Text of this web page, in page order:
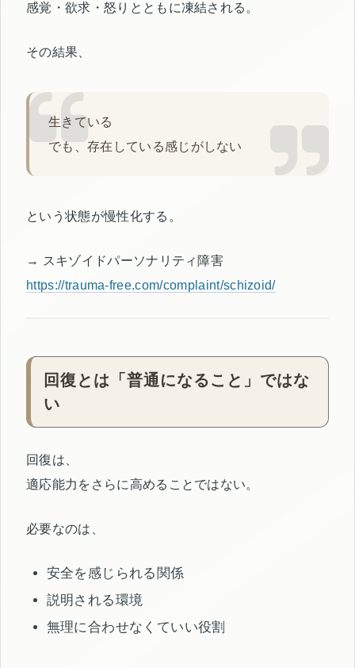
感覚・欲求・怒りとともに凍結される。
その結果、
生きている
でも、存在している感じがしない
という状態が慢性化する。
→ スキゾイドパーソナリティ障害
https://trauma-free.com/complaint/schizoid/
回復とは「普通になること」ではな
い
回復は、
適応能力をさらに高めることではない。
必要なのは、
安全を感じられる関係
説明される環境
無理に合わせなくていい役割